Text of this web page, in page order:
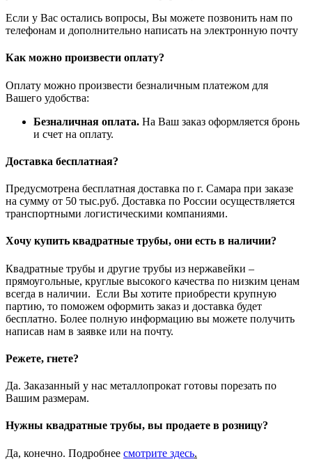
Если у Вас остались вопросы, Вы можете позвонить нам по
телефонам и дополнительно написать на электронную почту
Как можно произвести оплату?
Оплату можно произвести безналичным платежом для
Вашего удобства:
Безналичная оплата. На Ваш заказ оформляется бронь
и счет на оплату.
Доставка бесплатная?
Предусмотрена бесплатная доставка по г. Самара при заказе
на сумму от 50 тыс.руб. Доставка по России осуществляется
транспортными логистическими компаниями.
Хочу купить квадратные трубы, они есть в наличии?
Квадратные трубы и другие трубы из нержавейки –
прямоугольные, круглые высокого качества по низким ценам
всегда в наличии. Если Вы хотите приобрести крупную
партию, то поможем оформить заказ и доставка будет
бесплатно. Более полную информацию вы можете получить
написав нам в заявке или на почту.
Режете, гнете?
Да. Заказанный у нас металлопрокат готовы порезать по
Вашим размерам.
Нужны квадратные трубы, вы продаете в розницу?
Да, конечно. Подробнее смотрите здесь.